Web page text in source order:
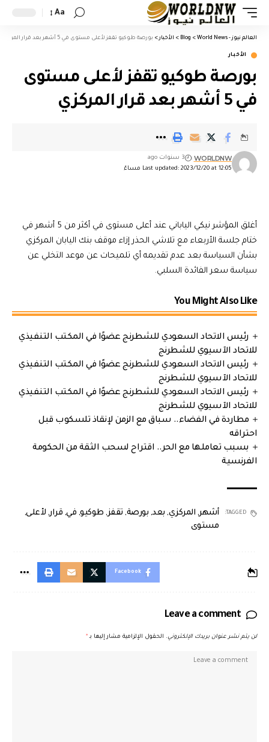
Aa
العالم نيوز - World News >
Blog
> الأخبار > بورصة طوكيو تقفز لأعلى مستوى في 5 أشهر بعد قرار المركزي
الأخبار
بورصة طوكيو تقفز لأعلى مستوى
في 5 أشهر بعد قرار المركزي
Last updated: 2023/12/20 at 12:05 مساءً
WORLDNW 3 سنوات ago
أغلق المؤشر نيكي الياباني عند أعلى مستوى في أكثر من 5 أشهر في
ختام جلسة الأربعاء مع تلاشي الحذر إزاء موقف بنك اليابان المركزي
بشأن السياسة بعد عدم تقديمه أي تلميحات عن موعد التخلي عن
سياسة سعر الفائدة السلبي.
You Might Also Like
رئيس الاتحاد السعودي للشطرنج عضوًا في المكتب التنفيذي
للاتحاد الآسيوي للشطرنج
رئيس الاتحاد السعودي للشطرنج عضوًا في المكتب التنفيذي
للاتحاد الآسيوي للشطرنج
رئيس الاتحاد السعودي للشطرنج عضوًا في المكتب التنفيذي
للاتحاد الآسيوي للشطرنج
مطاردة في الفضاء.. سباق مع الزمن لإنقاذ تلسكوب قبل
احتراقه
بسبب تعاملها مع الحر.. اقتراح لسحب الثقة من الحكومة
الفرنسية
TAGGED: أشهر, المركزي, بعد, بورصة, تقفز, طوكيو, في, قرار, لأعلى,
مستوى
Facebook
Leave a comment
لن يتم نشر عنوان بريدك الإلكتروني. الحقول الإلزامية مشار إليها بـ *